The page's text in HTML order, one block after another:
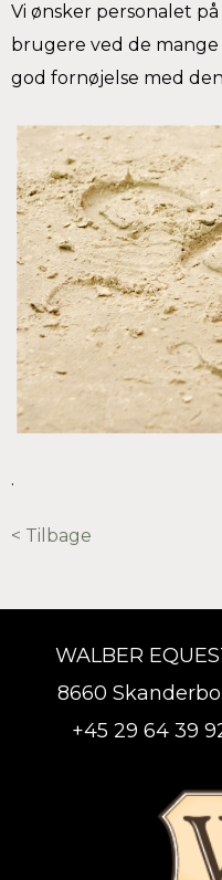
Vi ønsker personalet
brugere ved de
god fornøjelse med
.
< Tilbage
WALBER
8660
+45 29 64 39